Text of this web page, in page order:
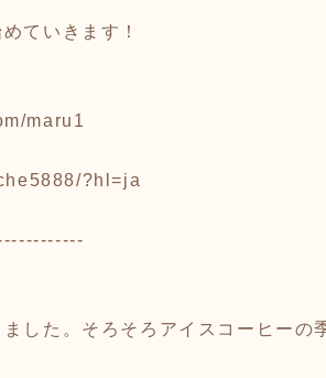
ていきます！
maru1
?hl=ja
した。そろそろアイスコーヒーの